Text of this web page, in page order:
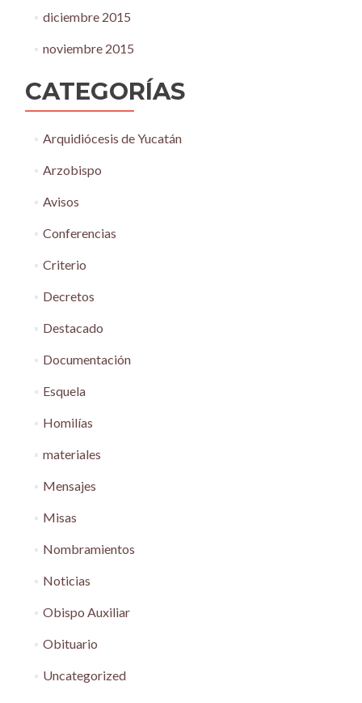
diciembre 2015
noviembre 2015
CATEGORÍAS
Arquidiócesis de Yucatán
Arzobispo
Avisos
Conferencias
Criterio
Decretos
Destacado
Documentación
Esquela
Homilías
materiales
Mensajes
Misas
Nombramientos
Noticias
Obispo Auxiliar
Obituario
Uncategorized